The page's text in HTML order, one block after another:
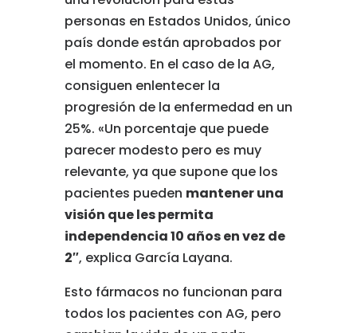
personas en Estados Unidos, único
país donde están aprobados por
el momento. En el caso de la AG,
consiguen enlentecer la
progresión de la enfermedad en un
25%. «Un porcentaje que puede
parecer modesto pero es muy
relevante, ya que supone que los
pacientes pueden mantener una
visión que les permita
independencia 10 años en vez de
2″, explica García Layana.
Esto fármacos no funcionan para
todos los pacientes con AG, pero